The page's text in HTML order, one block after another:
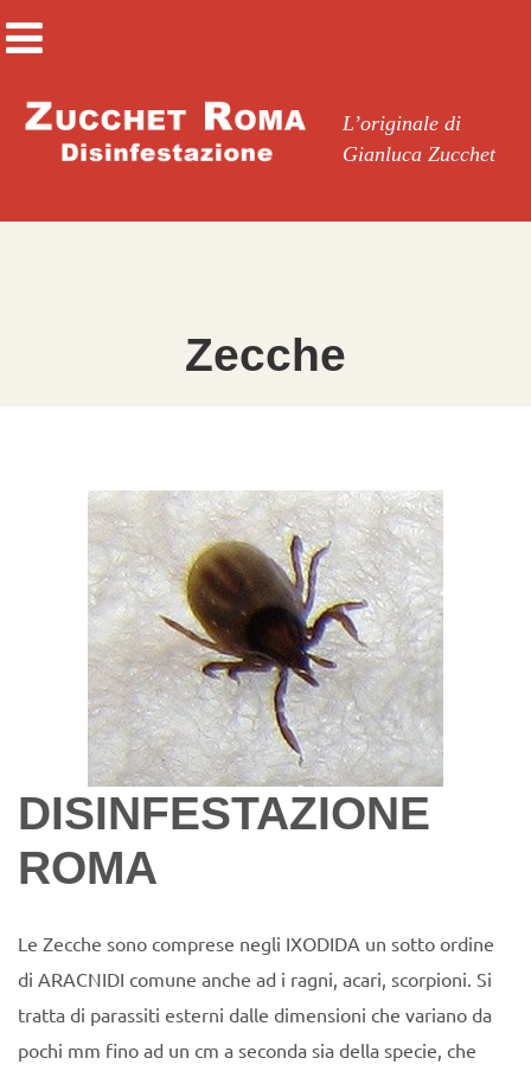
L’originale di
Gianluca Zucchet
Zecche
DISINFESTAZIONE
ROMA
Le Zecche sono comprese negli IXODIDA un sotto ordine
di ARACNIDI comune anche ad i ragni, acari, scorpioni. Si
tratta di parassiti esterni dalle dimensioni che variano da
pochi mm fino ad un cm a seconda sia della specie, che